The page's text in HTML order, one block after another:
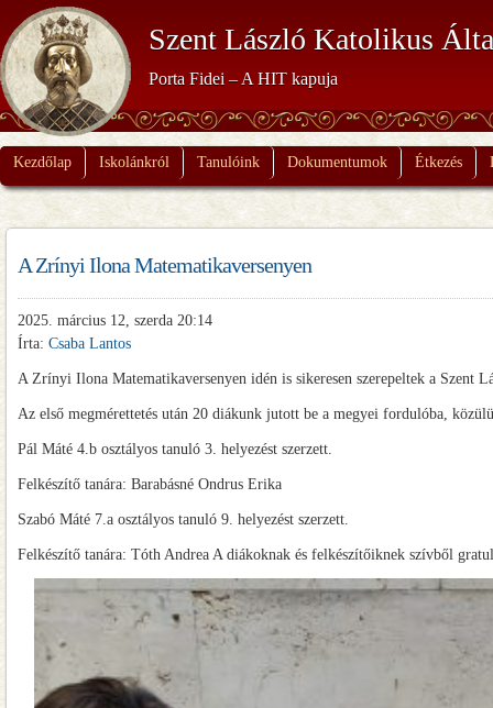
Szent László Katolikus
Porta Fidei – A HIT kapuja
Kezdőlap Iskolánkról Tanulóink Dokumentumok Étkezés
A Zrínyi Ilona Matematikaversenyen
2025. március 12, szerda 20:14
Írta: Csaba Lantos
A Zrínyi Ilona Matematikaversenyen idén is sikeresen szerepeltek a Szent
Az első megmérettetés után 20 diákunk jutott be a megyei fordulóba,
Pál Máté 4.b osztályos tanuló 3. helyezést szerzett.
Felkészítő tanára: Barabásné Ondrus Erika
Szabó Máté 7.a osztályos tanuló 9. helyezést szerzett.
Felkészítő tanára: Tóth Andrea A diákoknak és felkészítőiknek szívből